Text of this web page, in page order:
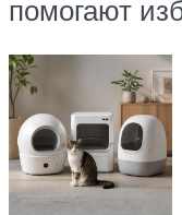
помогают